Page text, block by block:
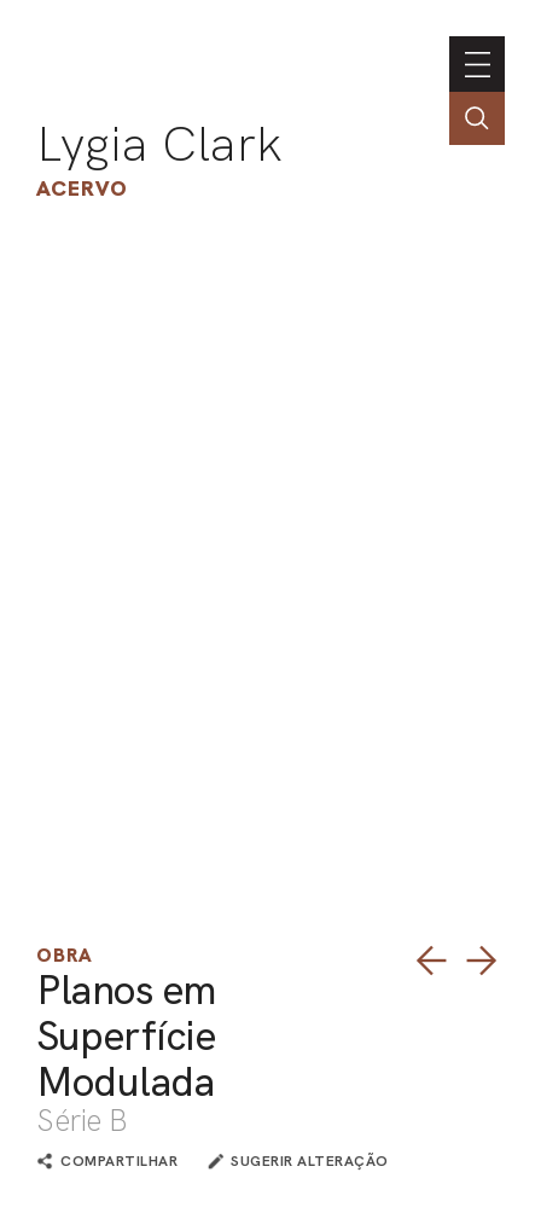
Lygia Clark
ACERVO
OBRA
Planos em
Superfície
Modulada
Série B
COMPARTILHAR SUGERIR ALTERAÇÃO